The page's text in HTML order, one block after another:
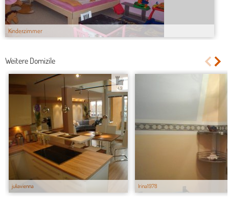
Kinderzimmer
Weitere Domizile
juliavienna
4.9
Irina1978